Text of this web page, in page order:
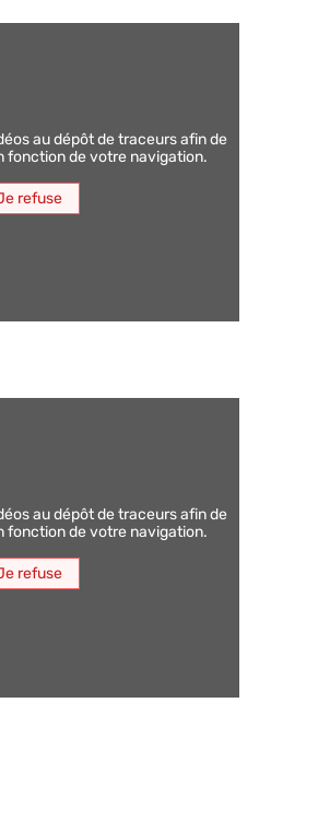
fonction de votre navigation.
refuse
fonction de votre navigation.
refuse